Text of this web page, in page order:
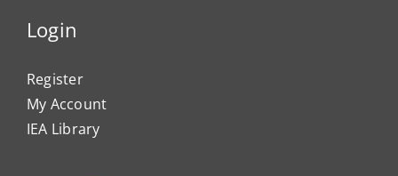
Login
Register
My Account
IEA Library